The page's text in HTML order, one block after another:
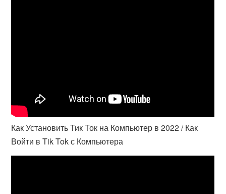
Как Установить Тик Ток на Компьютер в 2022 / Как
Войти в Tik Tok с Компьютера